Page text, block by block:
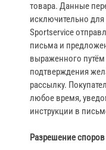
товара. Данные
исключительно
Sportservice
письма и
выраженного путём
подтверждения
рассылку.
любое время,
инструкции в
Разрешение споров